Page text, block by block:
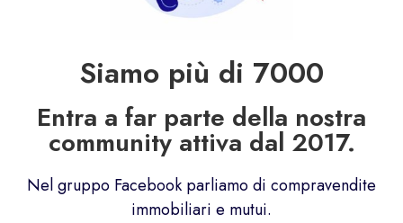
Siamo più di 7000
Entra a far parte della nostra
community attiva dal 2017.
Nel gruppo Facebook parliamo di compravendite
immobiliari e mutui.